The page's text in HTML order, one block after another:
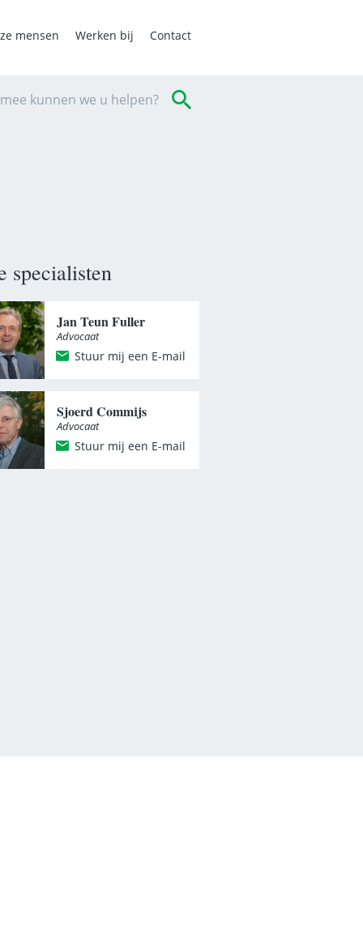
mensen Werken bij Contact
kunnen we u helpen?
specialisten
Jan Teun Fuller
Advocaat
Stuur mij een E-mail
Sjoerd Commijs
Advocaat
Stuur mij een E-mail